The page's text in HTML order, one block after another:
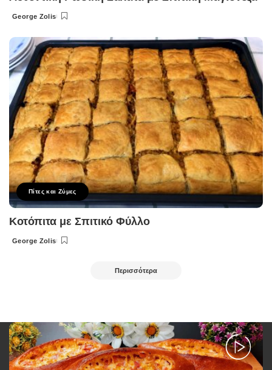
Posted
George Zolis
Πίτες και Ζύμες
Κοτόπιτα με Σπιτικό Φύλλο
Posted
George Zolis
Περισσότερα